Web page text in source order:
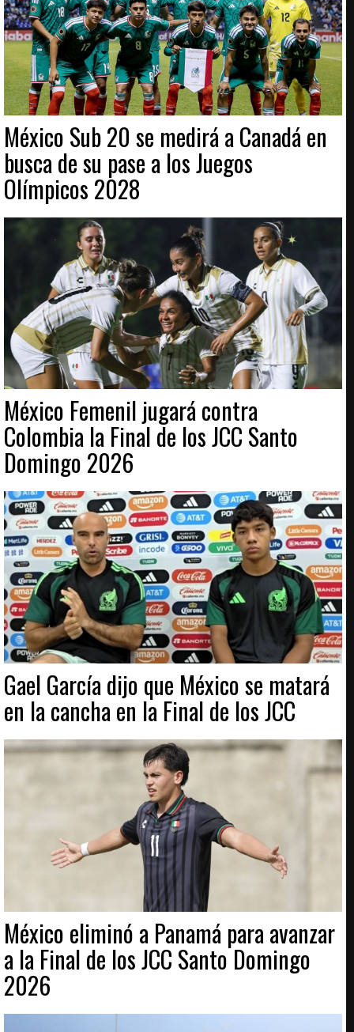
México Sub 20 se medirá a Canadá en
busca de su pase a los Juegos
Olímpicos 2028
México Femenil jugará contra
Colombia la Final de los JCC Santo
Domingo 2026
Gael García dijo que México se matará
en la cancha en la Final de los JCC
México eliminó a Panamá para avanzar
a la Final de los JCC Santo Domingo
2026